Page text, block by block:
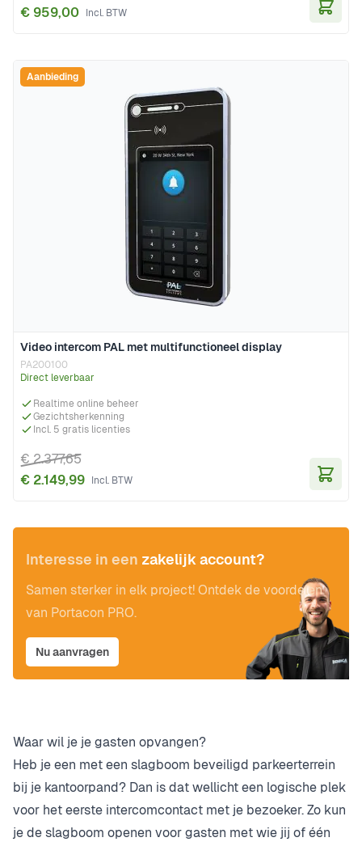
€ 959,00
Video intercom PAL met multifunctioneel display
PA200100
Direct leverbaar
Realtime online beheer
Gezichtsherkenning
Incl. 5 gratis licenties
€ 2.149,99
€ 2.377,65
Aanbieding
Interesse in een zakelijk account?
Samen sterker in elk project! Ontdek de voordelen
van Portacon PRO.
Nu aanvragen
Waar wil je je gasten opvangen?
Heb je een met een slagboom beveiligd parkeerterrein
bij je kantoorpand? Dan is dat wellicht een logische plek
voor het eerste intercomcontact met je bezoeker. Zo kun
je de slagboom openen voor gasten met wie jij of één